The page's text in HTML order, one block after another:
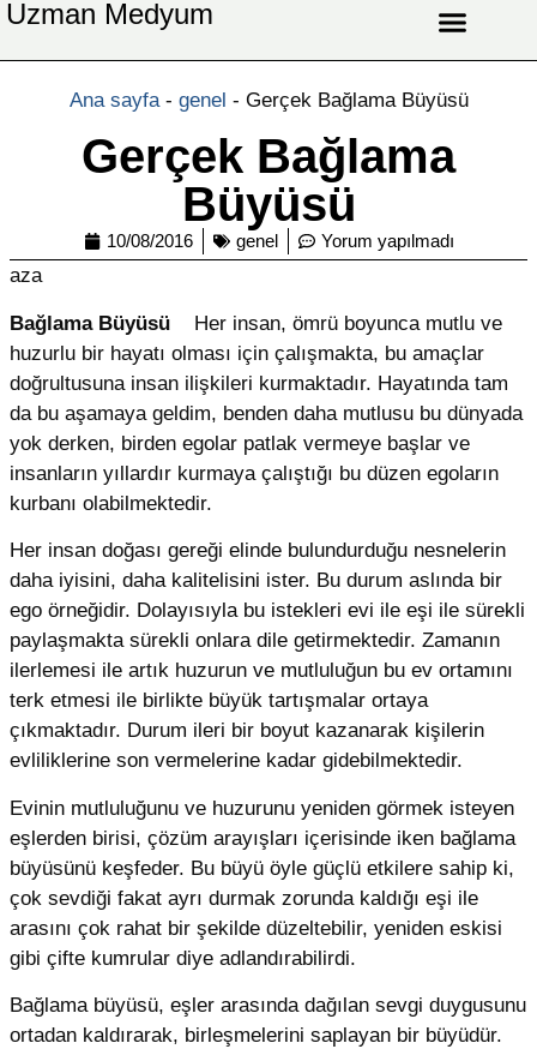
Uzman Medyum
Ana sayfa- genel - Gerçek Bağlama Büyüsü
Gerçek Bağlama
Büyüsü
10/08/2016 genel Yorum yapılmadı
aza
Bağlama Büyüsü
Her insan, ömrü boyunca mutlu ve
huzurlu bir hayatı olması için çalışmakta, bu amaçlar
doğrultusuna insan ilişkileri kurmaktadır. Hayatında tam
da bu aşamaya geldim, benden daha mutlusu bu dünyada
yok derken, birden egolar patlak vermeye başlar ve
insanların yıllardır kurmaya çalıştığı bu düzen egoların
kurbanı olabilmektedir.
Her insan doğası gereği elinde bulundurduğu nesnelerin
daha iyisini, daha kalitelisini ister. Bu durum aslında bir
ego örneğidir. Dolayısıyla bu istekleri evi ile eşi ile sürekli
paylaşmakta sürekli onlara dile getirmektedir. Zamanın
ilerlemesi ile artık huzurun ve mutluluğun bu ev ortamını
terk etmesi ile birlikte büyük tartışmalar ortaya
çıkmaktadır. Durum ileri bir boyut kazanarak kişilerin
evliliklerine son vermelerine kadar gidebilmektedir.
Evinin mutluluğunu ve huzurunu yeniden görmek isteyen
eşlerden birisi, çözüm arayışları içerisinde iken bağlama
büyüsünü keşfeder. Bu büyü öyle güçlü etkilere sahip ki,
çok sevdiği fakat ayrı durmak zorunda kaldığı eşi ile
arasını çok rahat bir şekilde düzeltebilir, yeniden eskisi
gibi çifte kumrular diye adlandırabilirdi.
Bağlama büyüsü, eşler arasında dağılan sevgi duygusunu
ortadan kaldırarak, birleşmelerini saplayan bir büyüdür.